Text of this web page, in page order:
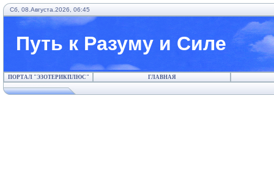
Сб, 08.Августа.2026, 06:45
Путь к Разуму и Силе
ПОРТАЛ "ЭЗОТЕРИКПЛЮС" ГЛАВНАЯ